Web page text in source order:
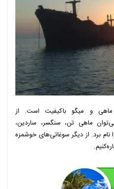
و میگو باکیفیت است. از
ماهی تن، سنگسر، ساردین،
برد. از دیگر سوغاتی‌های خوشمزه